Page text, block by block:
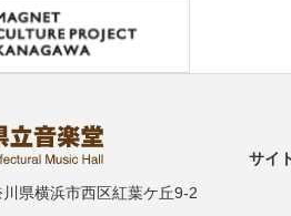
県横浜市西区紅葉ケ丘9-2
サイ